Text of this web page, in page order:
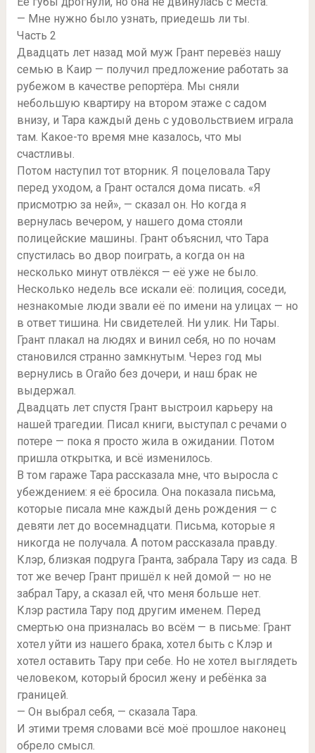
— Мне нужно было узнать, приедешь ли ты.
Часть 2
Двадцать лет назад мой муж Грант перевёз нашу
семью в Каир — получил предложение работать за
рубежом в качестве репортёра. Мы сняли
небольшую квартиру на втором этаже с садом
внизу, и Тара каждый день с удовольствием играла
там. Какое-то время мне казалось, что мы
счастливы.
Потом наступил тот вторник. Я поцеловала Тару
перед уходом, а Грант остался дома писать. «Я
присмотрю за ней», — сказал он. Но когда я
вернулась вечером, у нашего дома стояли
полицейские машины. Грант объяснил, что Тара
спустилась во двор поиграть, а когда он на
несколько минут отвлёкся — её уже не было.
Несколько недель все искали её: полиция, соседи,
незнакомые люди звали её по имени на улицах — но
в ответ тишина. Ни свидетелей. Ни улик. Ни Тары.
Грант плакал на людях и винил себя, но по ночам
становился странно замкнутым. Через год мы
вернулись в Огайо без дочери, и наш брак не
выдержал.
Двадцать лет спустя Грант выстроил карьеру на
нашей трагедии. Писал книги, выступал с речами о
потере — пока я просто жила в ожидании. Потом
пришла открытка, и всё изменилось.
В том гараже Тара рассказала мне, что выросла с
убеждением: я её бросила. Она показала письма,
которые писала мне каждый день рождения — с
девяти лет до восемнадцати. Письма, которые я
никогда не получала. А потом рассказала правду.
Клэр, близкая подруга Гранта, забрала Тару из сада. В
тот же вечер Грант пришёл к ней домой — но не
забрал Тару, а сказал ей, что меня больше нет.
Клэр растила Тару под другим именем. Перед
смертью она призналась во всём — в письме: Грант
хотел уйти из нашего брака, хотел быть с Клэр и
хотел оставить Тару при себе. Но не хотел выглядеть
человеком, который бросил жену и ребёнка за
границей.
— Он выбрал себя, — сказала Тара.
И этими тремя словами всё моё прошлое наконец
обрело смысл.